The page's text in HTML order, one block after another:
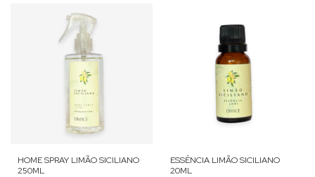
HOME SPRAY LIMÃO SICILIANO
250ML
ESSÊNCIA LIMÃO SICILIANO
20ML